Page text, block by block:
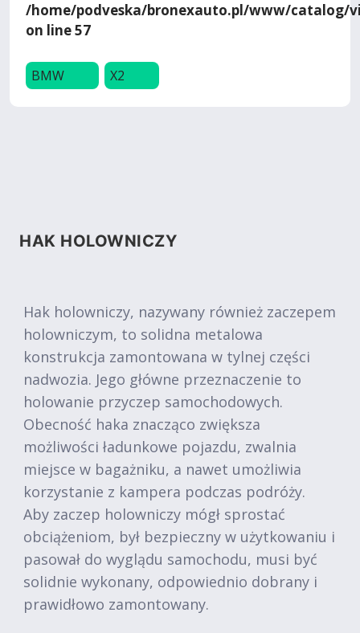
/home/podveska/bronexauto.pl/www/catalog/
on line57
BMW X2
HAK HOLOWNICZY
Hak holowniczy, nazywany również zaczepem
holowniczym, to solidna metalowa
konstrukcja zamontowana w tylnej części
nadwozia. Jego główne przeznaczenie to
holowanie przyczep samochodowych.
Obecność haka znacząco zwiększa
możliwości ładunkowe pojazdu, zwalnia
miejsce w bagażniku, a nawet umożliwia
korzystanie z kampera podczas podróży.
Aby zaczep holowniczy mógł sprostać
obciążeniom, był bezpieczny w użytkowaniu i
pasował do wyglądu samochodu, musi być
solidnie wykonany, odpowiednio dobrany i
prawidłowo zamontowany.